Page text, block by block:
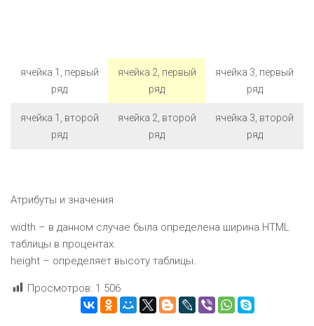
ячейка 1, первый
ряд
ячейка 2, первый
ряд
ячейка 3, первый
ряд
ячейка 1, второй
ряд
ячейка 2, второй
ряд
ячейка 3, второй
ряд
Атрибуты и значения
width – в данном случае была определена ширина HTML
таблицы в процентах.
height – определяет высоту таблицы.
Просмотров: 1 506